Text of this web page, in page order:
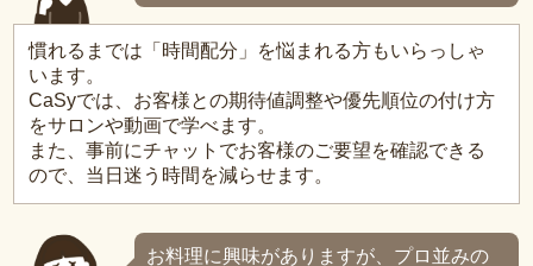
慣れるまでは「時間配分」を悩まれる方もいらっしゃ
います。
CaSyでは、お客様との期待値調整や優先順位の付け方
をサロンや動画で学べます。
また、事前にチャットでお客様のご要望を確認できる
ので、当日迷う時間を減らせます。
お料理に興味がありますが、プロ並みの